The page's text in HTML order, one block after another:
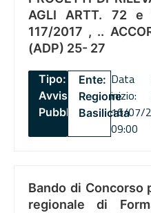
AGLI ARTT. 72
117/2017 , ..
(ADP) 25- 27
Tipo:
Avviso
Pubblico
Ente:
Regione
Basilicata
Data
inizio:
16/07/
09:00
Bando di Concorso
regionale di